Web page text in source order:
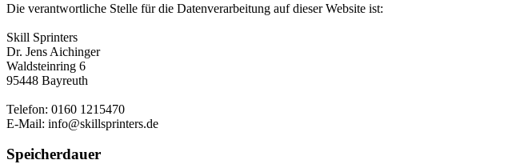
Die verantwortliche Stelle für die Datenverarbeitung auf dieser Website ist:
Skill Sprinters
Dr. Jens Aichinger
Waldsteinring 6
95448 Bayreuth
Telefon: 0160 1215470
E-Mail: info@skillsprinters.de
Speicherdauer